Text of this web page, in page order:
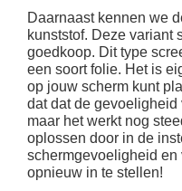
Daarnaast kennen we
kunststof. Deze variant
goedkoop. Dit type
een soort folie. Het is
op jouw scherm kunt
dat dat de
maar het werkt nog
oplossen door in de
schermgevoeligheid
opnieuw in te stellen!